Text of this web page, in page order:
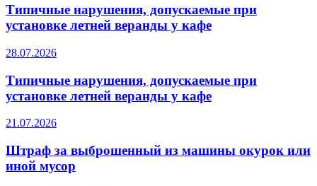
Типичные нарушения, допускаемые при
установке летней веранды у кафе
28.07.2026
Типичные нарушения, допускаемые при
установке летней веранды у кафе
21.07.2026
Штраф за выброшенный из машины окурок или
иной мусор